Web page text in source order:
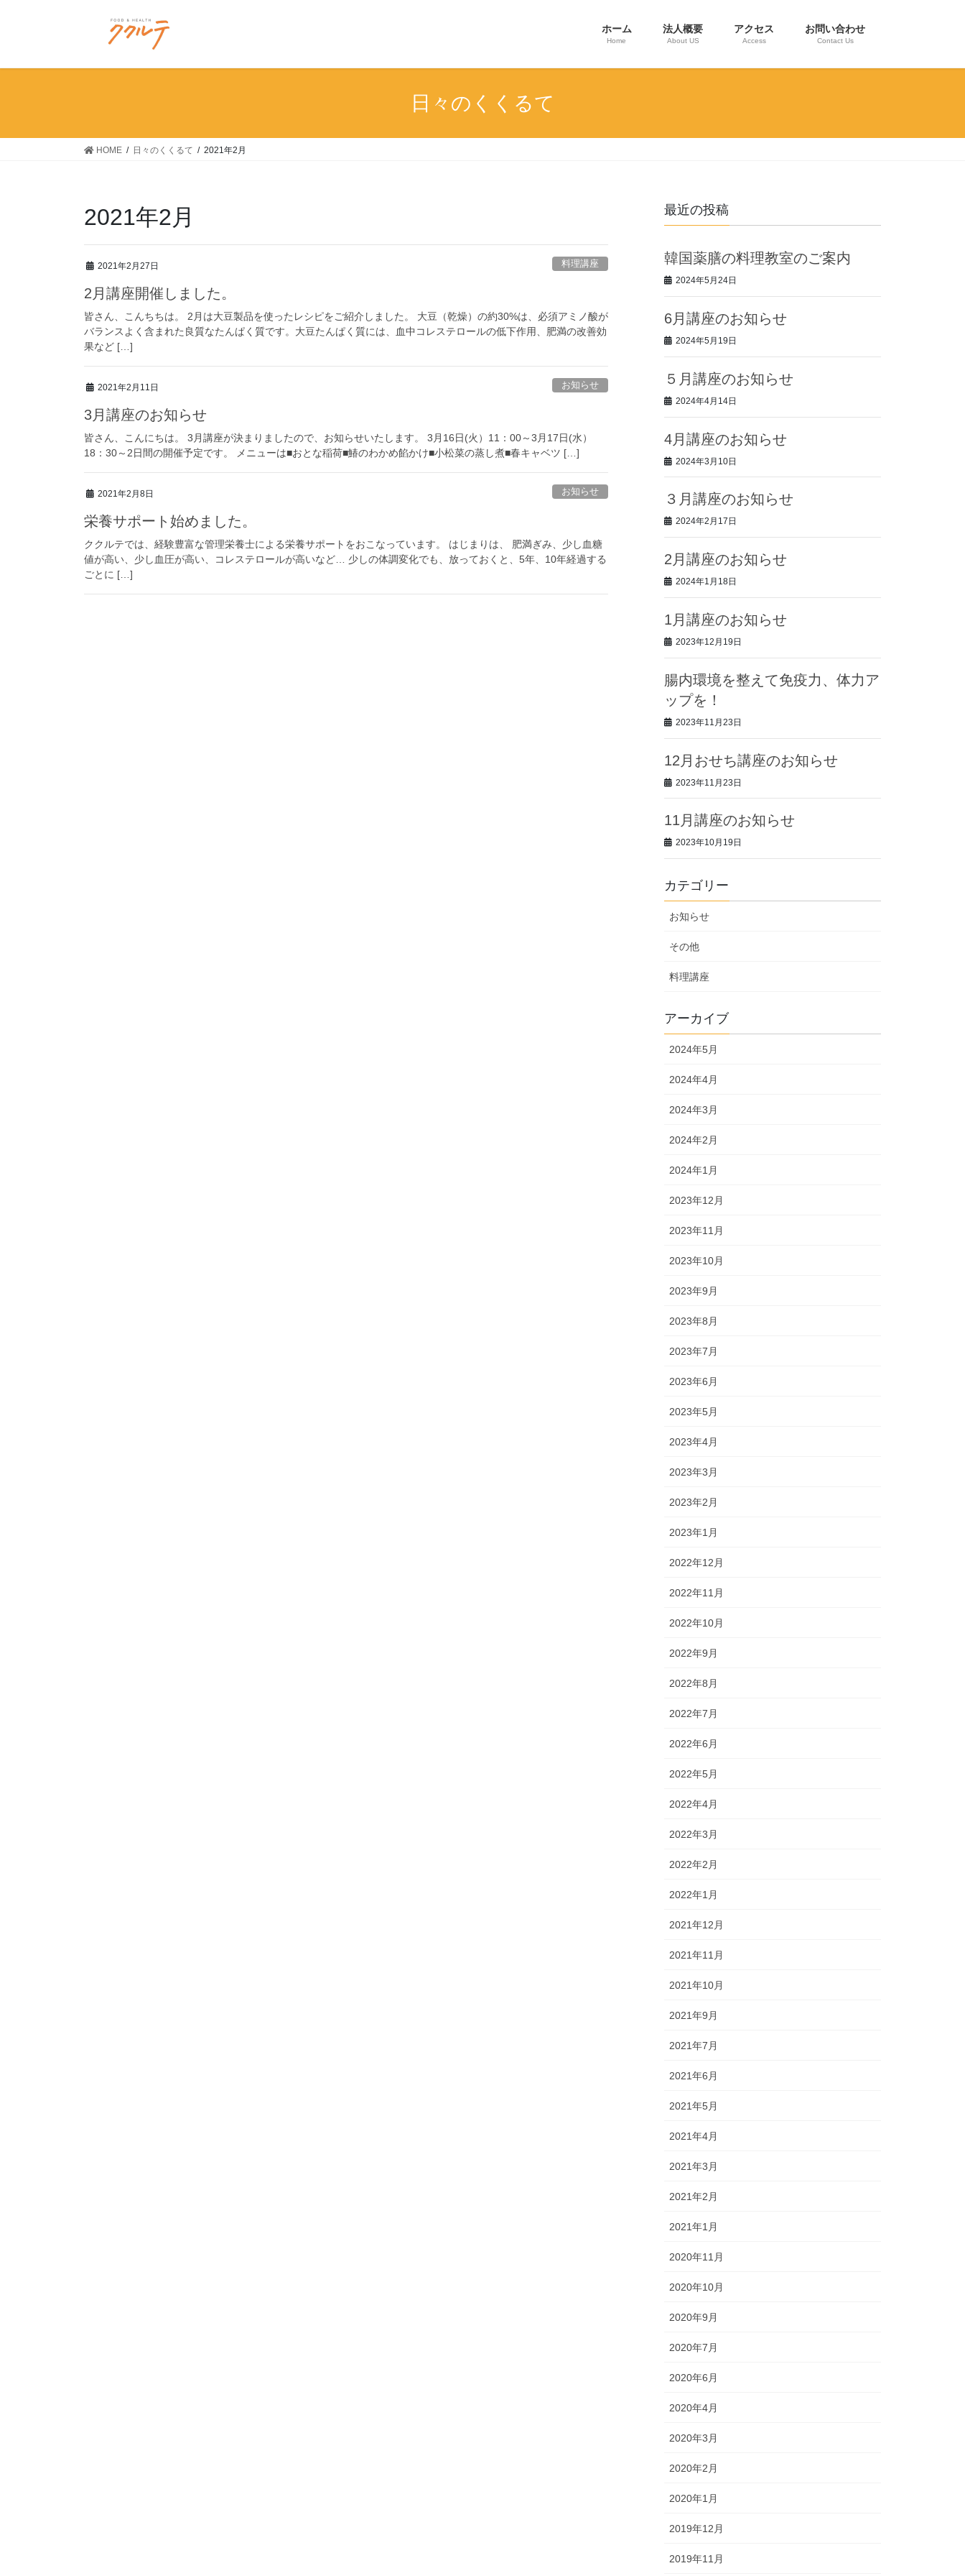
ホーム
Home
法人概要
About US
アクセス
Access
お問い合わせ
Contact Us
日々のくくるて
HOME 日々のくくるて 2021年2月
2021年2月
2021年2月27日 料理講座
2月講座開催しました。
皆さん、こんちちは。 2月は大豆製品を使ったレシピをご紹介しました。 大豆（乾燥）の約30%は、必須アミノ酸が
バランスよく含まれた良質なたんぱく質です。大豆たんぱく質には、血中コレステロールの低下作用、肥満の改善効
果など […]
2021年2月11日 お知らせ
3月講座のお知らせ
皆さん、こんにちは。 3月講座が決まりましたので、お知らせいたします。 3月16日(火）11：00～3月17日(水）
18：30～2日間の開催予定です。 メニューは■おとな稲荷■鰆のわかめ餡かけ■小松菜の蒸し煮■春キャベツ […]
2021年2月8日 お知らせ
栄養サポート始めました。
ククルテでは、経験豊富な管理栄養士による栄養サポートをおこなっています。 はじまりは、 肥満ぎみ、少し血糖
値が高い、少し血圧が高い、コレステロールが高いなど… 少しの体調変化でも、放っておくと、5年、10年経過する
ごとに […]
最近の投稿
韓国薬膳の料理教室のご案内
2024年5月24日
6月講座のお知らせ
2024年5月19日
５月講座のお知らせ
2024年4月14日
4月講座のお知らせ
2024年3月10日
３月講座のお知らせ
2024年2月17日
2月講座のお知らせ
2024年1月18日
1月講座のお知らせ
2023年12月19日
腸内環境を整えて免疫力、体力ア
ップを！
2023年11月23日
12月おせち講座のお知らせ
2023年11月23日
11月講座のお知らせ
2023年10月19日
カテゴリー
お知らせ
その他
料理講座
アーカイブ
2024年5月
2024年4月
2024年3月
2024年2月
2024年1月
2023年12月
2023年11月
2023年10月
2023年9月
2023年8月
2023年7月
2023年6月
2023年5月
2023年4月
2023年3月
2023年2月
2023年1月
2022年12月
2022年11月
2022年10月
2022年9月
2022年8月
2022年7月
2022年6月
2022年5月
2022年4月
2022年3月
2022年2月
2022年1月
2021年12月
2021年11月
2021年10月
2021年9月
2021年7月
2021年6月
2021年5月
2021年4月
2021年3月
2021年2月
2021年1月
2020年11月
2020年10月
2020年9月
2020年7月
2020年6月
2020年4月
2020年3月
2020年2月
2020年1月
2019年12月
2019年11月